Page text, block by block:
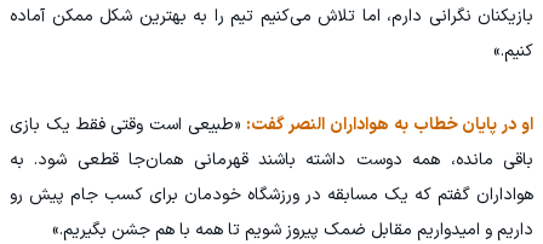
بازیکنان نگرانی دارم، اما تلاش می‌کنیم تیم را به بهترین شکل ممکن آماده
کنیم.»
او در پایان خطاب به هواداران النصر گفت: «طبیعی است وقتی فقط یک بازی
باقی مانده، همه دوست داشته باشند قهرمانی همان‌جا قطعی شود. به
هواداران گفتم که یک مسابقه در ورزشگاه خودمان برای کسب جام پیش رو
داریم و امیدواریم مقابل ضمک پیروز شویم تا همه با هم جشن بگیریم.»